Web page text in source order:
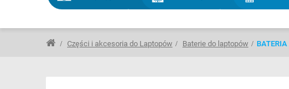
Części i akcesoria do Laptopów Baterie do laptopów